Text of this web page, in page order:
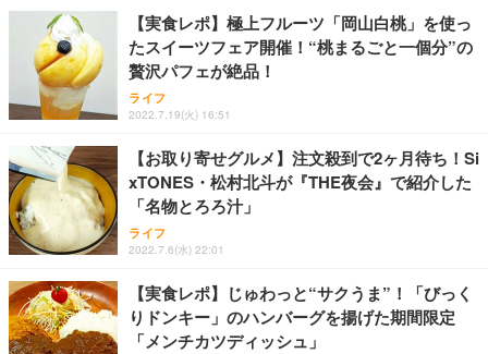
【実食レポ】極上フルーツ「岡山白桃」を使っ
たスイーツフェア開催！“桃まるごと一個分”の
贅沢パフェが絶品！
ライフ
2022.7.19(火) 16:51
【お取り寄せグルメ】注文殺到で2ヶ月待ち！Si
xTONES・松村北斗が『THE夜会』で紹介した
「名物とろろ汁」
ライフ
2022.7.6(水) 22:01
【実食レポ】じゅわっと“サクうま”！「びっく
りドンキー」のハンバーグを揚げた期間限定
「メンチカツディッシュ」